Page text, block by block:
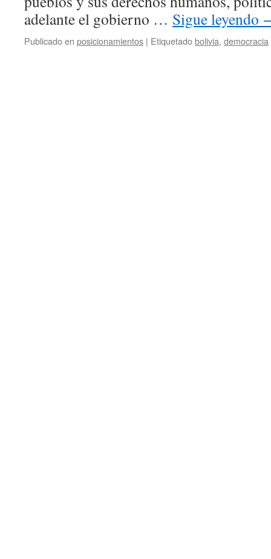
adelante el gobierno … Sigue leyendo
Publicado en posicionamientos | Etiquetadobolivia, democracia